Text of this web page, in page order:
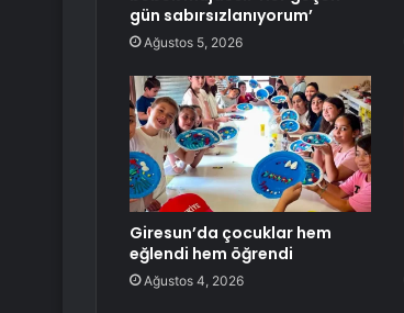
gün sabırsızlanıyorum’
Ağustos 5, 2026
Giresun’da çocuklar hem
eğlendi hem öğrendi
Ağustos 4, 2026